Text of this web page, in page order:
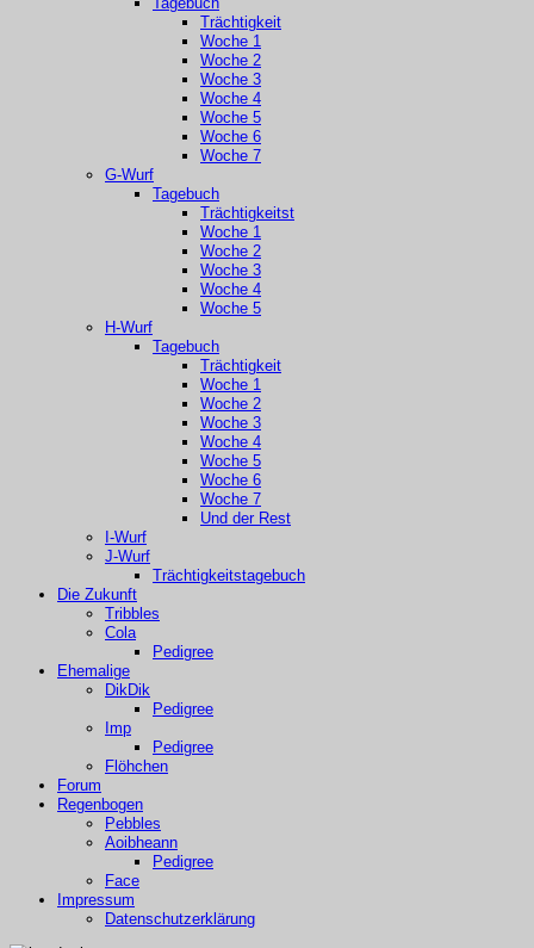
Trächtigkeit
Woche 1
Woche 2
Woche 3
Woche 4
Woche 5
Woche 6
Woche 7
G-Wurf
Tagebuch
Trächtigkeitst
Woche 1
Woche 2
Woche 3
Woche 4
Woche 5
H-Wurf
Tagebuch
Trächtigkeit
Woche 1
Woche 2
Woche 3
Woche 4
Woche 5
Woche 6
Woche 7
Und der Rest
I-Wurf
J-Wurf
Trächtigkeitstagebuch
Die Zukunft
Tribbles
Cola
Pedigree
Ehemalige
DikDik
Pedigree
Imp
Pedigree
Flöhchen
Forum
Regenbogen
Pebbles
Aoibheann
Pedigree
Face
Impressum
Datenschutzerklärung